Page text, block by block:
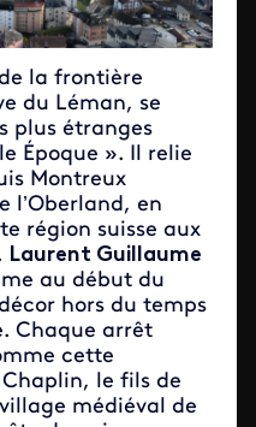
la frontière
du Léman, se
plus étranges
Époque ». Il relie
Montreux
l’Oberland, en
région suisse aux
Laurent Guillaume
au début du
hors du temps
Chaque arrêt
cette
le fils de
médiéval de